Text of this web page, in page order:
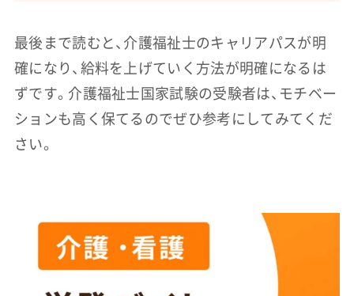
最後まで読むと、介護福祉士のキャリアパスが明
確になり、給料を上げていく方法が明確になるは
ずです。介護福祉士国家試験の受験者は、モチベー
ションも高く保てるのでぜひ参考にしてみてくだ
さい。